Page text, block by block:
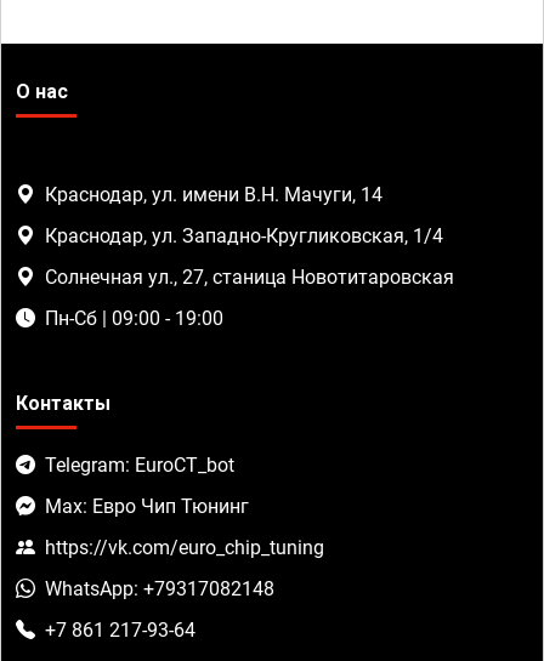
О нас
Краснодар, ул. имени В.Н. Мачуги, 14
Краснодар, ул. Западно-Кругликовская, 1/4
Солнечная ул., 27, станица Новотитаровская
Пн-Сб | 09:00 - 19:00
Контакты
Telegram: EuroCT_bot
Max: Евро Чип Тюнинг
https://vk.com/euro_chip_tuning
WhatsApp: +79317082148
+7 861 217-93-64